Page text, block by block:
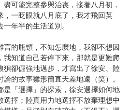
可能完整參與治喪，接著八月初，
，一眨眼就八月底了，我才飛回英
年半的生活道別。
言的瓶頸，不知怎麼地，我卻不想因
我知道自己若停下來，那就是更難爬
狽卻倔強地邁步，才寫出了徐安、陸
的故事雛形簡直天差地遠（笑）。
是「選擇」的探索，徐安選擇如何地
選擇；陸真用力地選擇不放棄理想中